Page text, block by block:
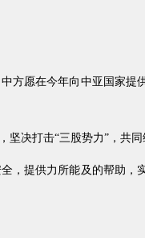
方愿在今年向中亚国家提
决打击“三股势力”，共同
，提供力所能及的帮助，